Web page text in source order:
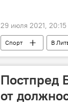
29 июля 2021, 20:15
Спорт В
Постпред
от